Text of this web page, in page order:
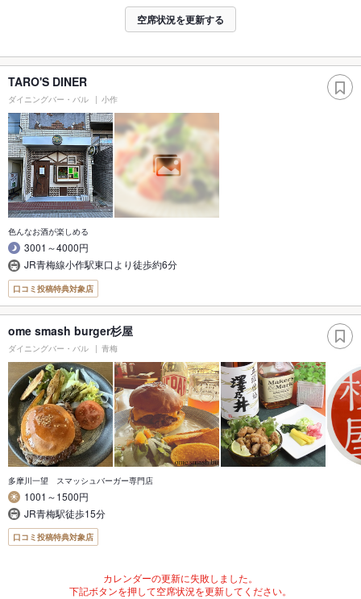
空席状況を更新する
TARO'S DINER
ダイニングバー・バル 小作
色んなお酒が楽しめる
3001～4000円
JR青梅線小作駅東口より徒歩約6分
口コミ投稿特典対象店
ome smash burger杉屋
ダイニングバー・バル 青梅
多摩川一望 スマッシュバーガー専門店
1001～1500円
JR青梅駅徒歩15分
口コミ投稿特典対象店
カレンダーの更新に失敗しました。
下記ボタンを押して空席状況を更新してください。